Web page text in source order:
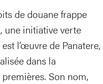
de douane frappe
une initiative verte
l’œuvre de Panatere,
dans la
Son nom,